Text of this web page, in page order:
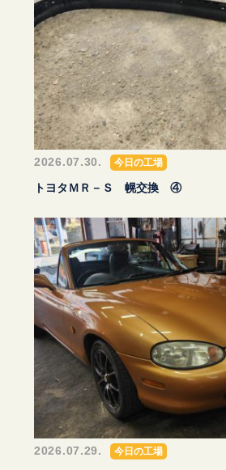
2026.07.30. 今日の工場
トヨタＭＲ－Ｓ 幌交換 ④
2026.07.29. 今日の工場